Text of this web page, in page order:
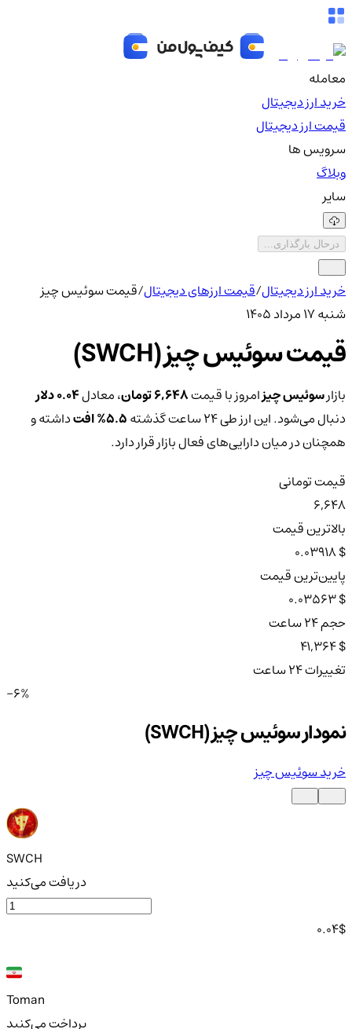
معامله
خرید ارز دیجیتال
قیمت ارز دیجیتال
سرویس ها
وبلاگ
سایر
درحال بارگذاری...
خرید ارز دیجیتال/قیمت ارزهای دیجیتال/قیمت سوئیس چیز
شنبه ۱۷ مرداد ۱۴۰۵
قیمت سوئیس چیز (SWCH)
بازارسوئیس چیزامروز با قیمت6,648 تومان ، معادل0.04 دلار
دنبال می‌شود. این ارز طی ۲۴ ساعت گذشته
5.5% افتداشته و
همچنان در میان دارایی‌های فعال بازار قرار دارد.
قیمت تومانی
6,648
بالاترین قیمت
$ 0.03918
پایین‌ترین قیمت
$ 0.03563
حجم ۲۴ ساعت
$ 41,364
تغییرات ۲۴ ساعت
-6%
نمودار سوئیس چیز (SWCH)
خرید سوئیس چیز
SWCH
دریافت می‌کنید
0.04$
Toman
پرداخت می‌کنید